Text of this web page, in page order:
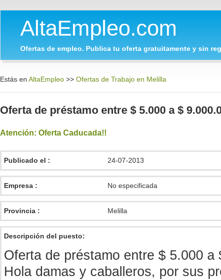
AltaEmpleo.com
Ofertas de empleo. Publica tu oferta gratuitamente y sin
Estás en AltaEmpleo >> Ofertas de Trabajo en Melilla
Oferta de préstamo entre $ 5.000 a $
Atención: Oferta Caducada!!
Publicado el : 24-07-2013
Empresa : No especificada
Provincia : Melilla
Descripción del puesto:
Oferta de préstamo entre $ 5.000 a
Hola damas y caballeros, por sus